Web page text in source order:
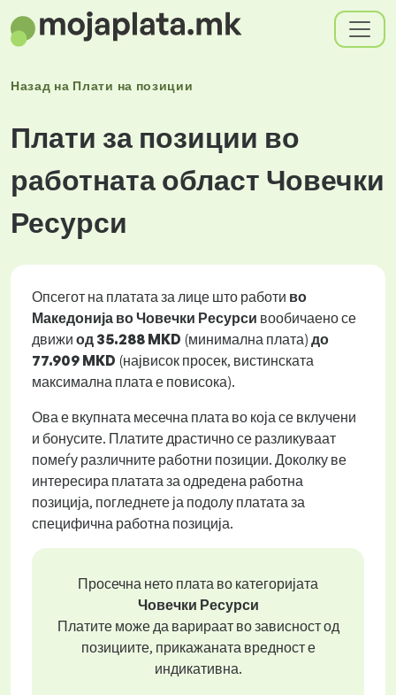
Назад на Плати на позиции
Плати за позиции во
работната област Човечки
Ресурси
Опсегот на платата за лице што работи во
Македонија во Човечки Ресурси вообичаено се
движи од 35.288 MKD (минимална плата) до
77.909 MKD (највисок просек, вистинската
максимална плата е повисока).
Ова е вкупната месечна плата во која се вклучени
и бонусите. Платите драстично се разликуваат
помеѓу различните работни позиции. Доколку ве
интересира платата за одредена работна
позиција, погледнете ја подолу платата за
специфична работна позиција.
Просечна нето плата во категоријата
Човечки Ресурси
Платите може да варираат во зависност од
позициите, прикажаната вредност е
индикативна.